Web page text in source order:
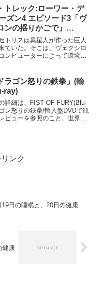
をかける。アムロたちホワイ
のクルーもその...
トレック:ローワー・デ
ズン4 エピソード3「ヴ
ンの揺りかごで」
Amazon Prime
トリスは異星人が作った巨大
ていた。そこは、ヴェクシロ
ンピューターによって環境が
り、天候が悪化したりしてい
め、連邦を呼ん...
ラゴン怒りの鉄拳」(輸
ray)
詳細は、FIST OF FURY(Blu-
ン怒りの鉄拳/輸入盤DVDで観
ビューを参照のこと。世界的
ンク
19日の睡眠と、20日の健康
健康